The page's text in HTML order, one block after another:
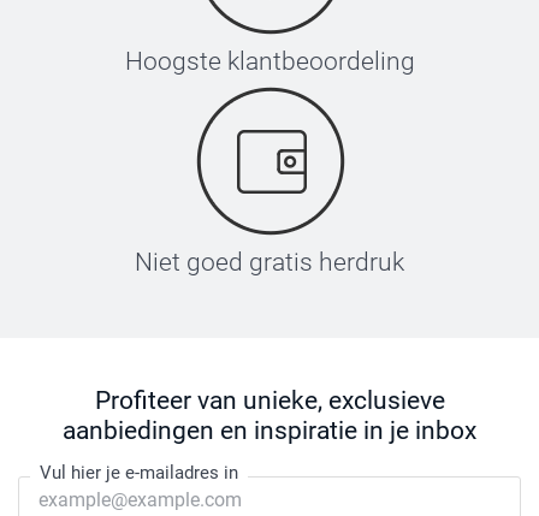
Hoogste klantbeoordeling
Niet goed gratis herdruk
Profiteer van unieke, exclusieve
aanbiedingen en inspiratie in je inbox
Vul hier je e-mailadres in